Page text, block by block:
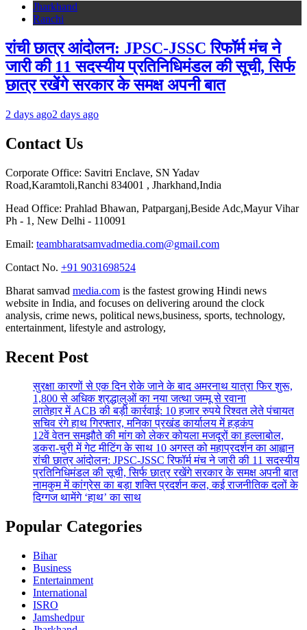
Jharkhand
Ranchi
रांची छात्र आंदोलन: JPSC-JSSC रिफॉर्म मंच ने
जारी की 11 सदस्यीय प्रतिनिधिमंडल की सूची, सिर्फ
छात्र रखेंगे सरकार के समक्ष अपनी बात
2 days ago2 days ago
Contact Us
Corporate Office: Savitri Enclave, SN Yadav
Road,Karamtoli,Ranchi 834001 , Jharkhand,India
Head Office: Prahlad Bhawan, Patparganj,Beside Adc,Mayur Vihar
Ph - 1, New Delhi - 110091
Email: teambharatsamvadmedia.com@gmail.com
Contact No. ‪ +91 9031698524
Bharat samvad media.com is the fastest growing Hindi news
website in India, and focuses on delivering around the clock
analysis, crime news, political news,business, sports, technology,
entertainment, lifestyle and astrology,
Recent Post
सुरक्षा कारणों से एक दिन रोके जाने के बाद अमरनाथ यात्रा फिर शुरू,
1,800 से अधिक श्रद्धालुओं का नया जत्था जम्मू से रवाना
लातेहार में ACB की बड़ी कार्रवाई: 10 हजार रुपये रिश्वत लेते पंचायत
सचिव रंगे हाथ गिरफ्तार, मनिका प्रखंड कार्यालय में हड़कंप
12वें वेतन समझौते की मांग को लेकर कोयला मजदूरों का हल्लाबोल,
डकरा-चुरी में गेट मीटिंग के साथ 10 अगस्त को महाप्रदर्शन का आह्वान
रांची छात्र आंदोलन: JPSC-JSSC रिफॉर्म मंच ने जारी की 11 सदस्यीय
प्रतिनिधिमंडल की सूची, सिर्फ छात्र रखेंगे सरकार के समक्ष अपनी बात
नामकुम में कांग्रेस का बड़ा शक्ति प्रदर्शन कल, कई राजनीतिक दलों के
दिग्गज थामेंगे ‘हाथ’ का साथ
Popular Categories
Bihar
Business
Entertainment
International
ISRO
Jamshedpur